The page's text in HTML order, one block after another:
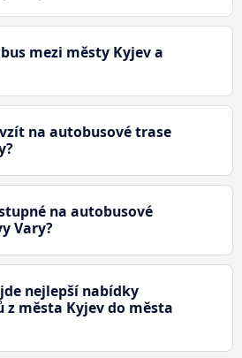
mezi městy Kyjev a
na autobusové trase
na autobusové
Vary?
nejlepší nabídky
z města Kyjev do města